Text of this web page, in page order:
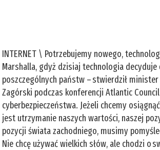
INTERNET \ Potrzebujemy nowego,
Marshalla, gdyż dzisiaj technologia
poszczególnych państw – stwierdził
Zagórski podczas konferencji Atlantic
cyberbezpieczeństwa. Jeżeli chcemy
jest utrzymanie naszych wartości, naszej
pozycji świata zachodniego, musimy
Nie chcę używać wielkich słów, ale chodzi o